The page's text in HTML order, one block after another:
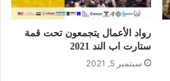
رواد الأعمال يتجمعون تحت قمة
ستارت اب الند 2021
سبتمبر 5, 2021